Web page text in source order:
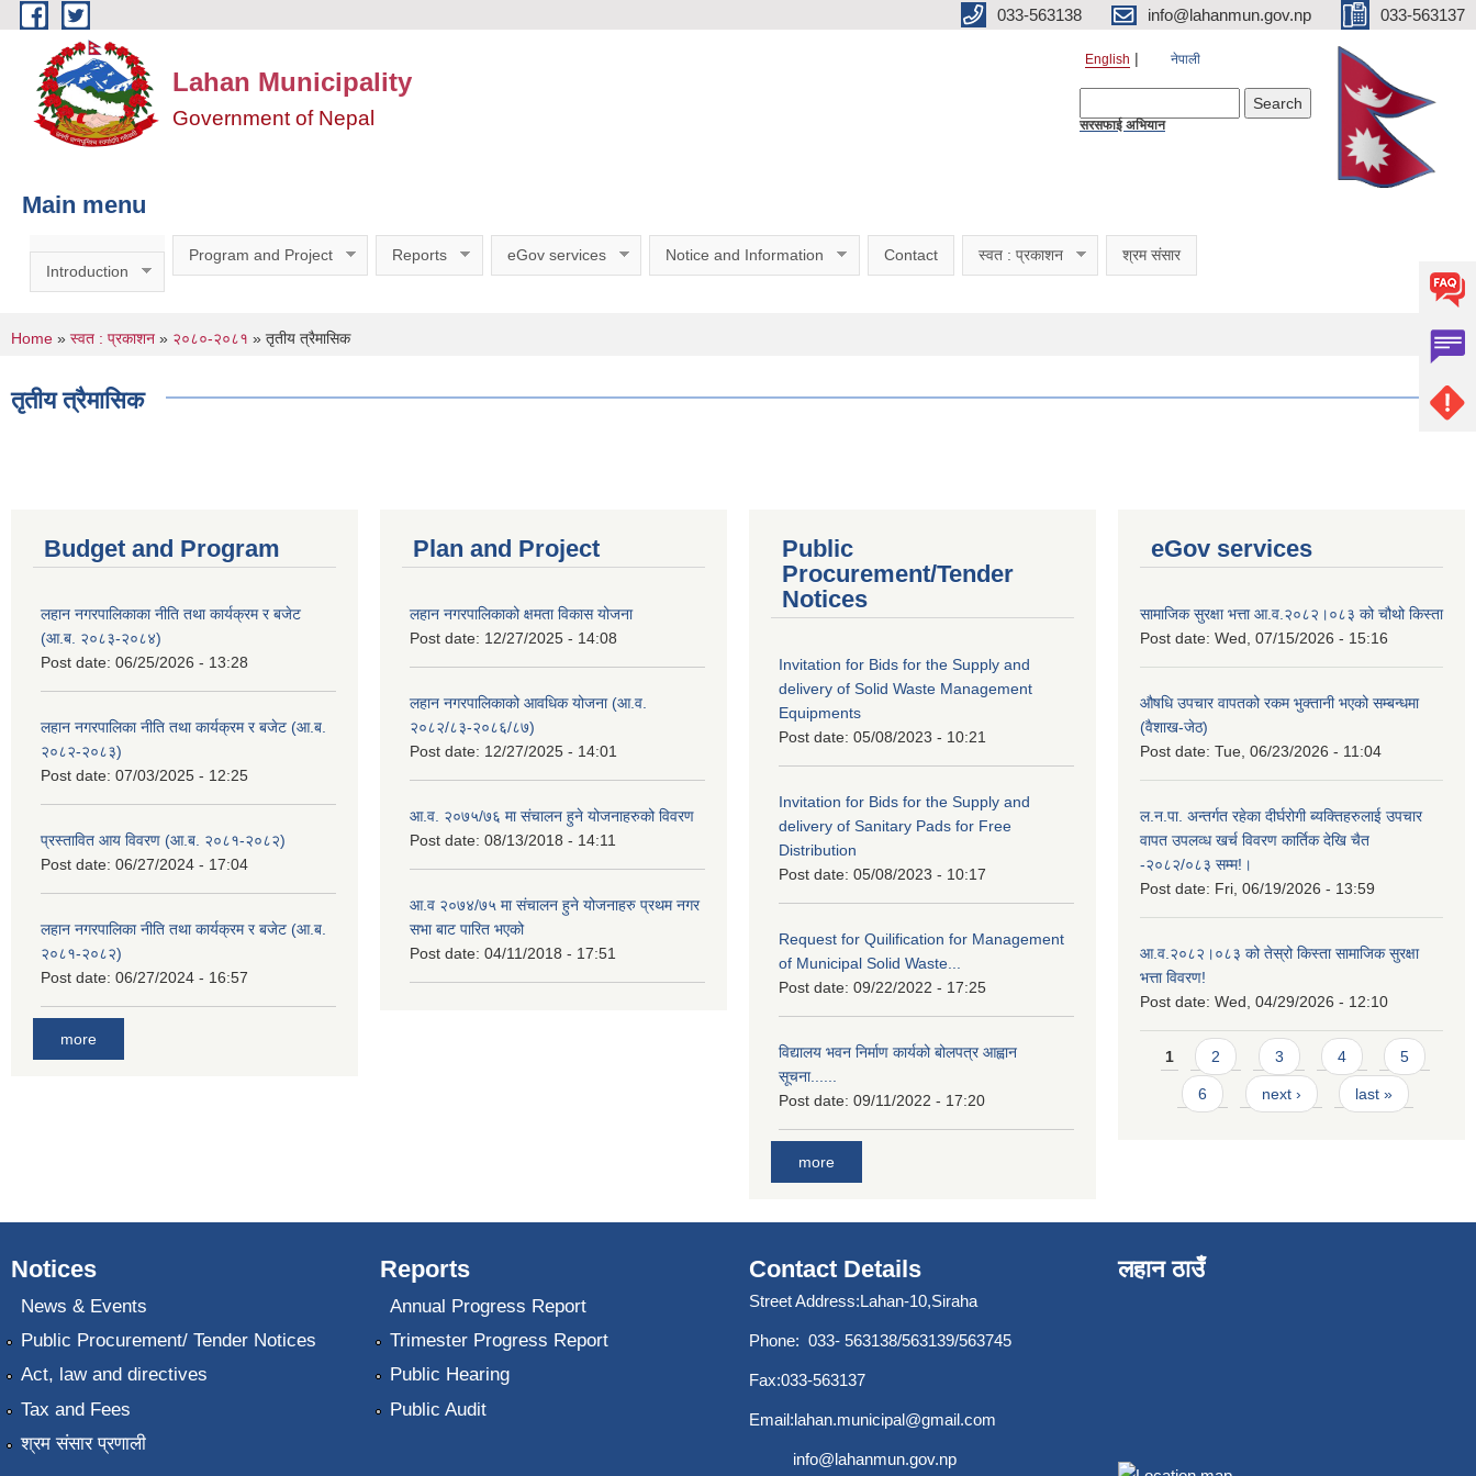
Skip to main content 033-563138 info@lahanmun.gov.np 033-563137
Lahan Municipality
Government of Nepal
English नेपाली
सरसफाई अभियान
Main menu
Introduction
Program and Project Reports eGov services Notice and Information Contact स्वत : प्रकाशन श्रम संसार
You are here
Home » स्वत : प्रकाशन » २०८०-२०८१ » तृतीय त्रैमासिक
तृतीय त्रैमासिक
Budget and Program
लहान नगरपालिकाका नीति तथा कार्यक्रम र बजेट
(आ.ब. २०८३-२०८४)
Post date: 06/25/2026 - 13:28
लहान नगरपालिका नीति तथा कार्यक्रम र बजेट (आ.ब.
२०८२-२०८३)
Post date: 07/03/2025 - 12:25
प्रस्तावित आय विवरण (आ.ब. २०८१-२०८२)
Post date: 06/27/2024 - 17:04
लहान नगरपालिका नीति तथा कार्यक्रम र बजेट (आ.ब.
२०८१-२०८२)
Post date: 06/27/2024 - 16:57
more
Plan and Project
लहान नगरपालिकाको क्षमता विकास योजना
Post date: 12/27/2025 - 14:08
लहान नगरपालिकाको आवधिक योजना (आ.व.
२०८२/८३-२०८६/८७)
Post date: 12/27/2025 - 14:01
आ.व. २०७५/७६ मा संचालन हुने योजनाहरुको विवरण
Post date: 08/13/2018 - 14:11
आ.व २०७४/७५ मा संचालन हुने योजनाहरु प्रथम नगर
सभा बाट पारित भएको
Post date: 04/11/2018 - 17:51
Public
Procurement/Tender
Notices
Invitation for Bids for the Supply and
delivery of Solid Waste Management
Equipments
Post date: 05/08/2023 - 10:21
Invitation for Bids for the Supply and
delivery of Sanitary Pads for Free
Distribution
Post date: 05/08/2023 - 10:17
Request for Quilification for Management
of Municipal Solid Waste...
Post date: 09/22/2022 - 17:25
विद्यालय भवन निर्माण कार्यको बोलपत्र आह्वान
सूचना......
Post date: 09/11/2022 - 17:20
more
eGov services
सामाजिक सुरक्षा भत्ता आ.व.२०८२।०८३ को चौथो किस्ता
Post date: Wed, 07/15/2026 - 15:16
औषधि उपचार वापतको रकम भुक्तानी भएको सम्बन्धमा
(वैशाख-जेठ)
Post date: Tue, 06/23/2026 - 11:04
ल.न.पा. अन्तर्गत रहेका दीर्घरोगी ब्यक्तिहरुलाई उपचार
वापत उपलव्ध खर्च विवरण कार्तिक देखि चैत
-२०८२/०८३ सम्म!।
Post date: Fri, 06/19/2026 - 13:59
आ.व.२०८२।०८३ को तेस्रो किस्ता सामाजिक सुरक्षा
भत्ता विवरण!
Post date: Wed, 04/29/2026 - 12:10
Pages
1 2 3 4 5
6 next › last »
Notices
News & Events
Public Procurement/ Tender Notices
Act, law and directives
Tax and Fees
श्रम संसार प्रणाली
Reports
Annual Progress Report
Trimester Progress Report
Public Hearing
Public Audit
Contact Details
Street Address:Lahan-10,Siraha
Phone: 033- 563138/563139/563745
Fax:033-563137
Email:lahan.municipal@gmail.com
info@lahanmun.gov.np
लहान ठाउँ